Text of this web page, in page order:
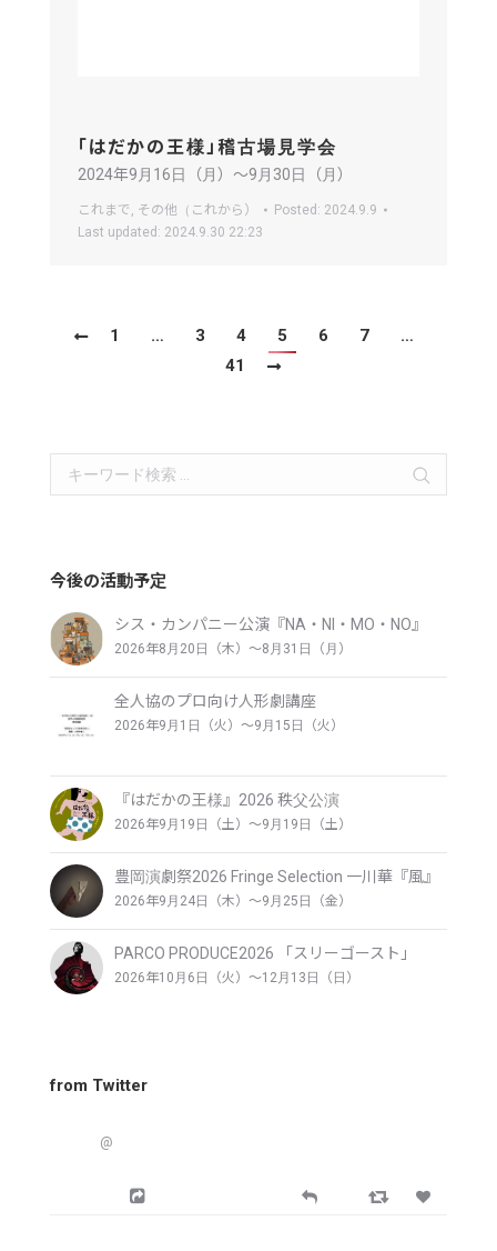
「はだかの王様」稽古場見学会
2024年9月16日（月）〜9月30日（月）
これまで, その他（これから） Posted: 2024.9.9
Last updated: 2024.9.30 22:23
1 … 3 4 5 6 7
…
41
Search:
今後の活動予定
シス・カンパニー公演『NA・NI・MO・NO』
2026年8月20日（木）〜8月31日（月）
全人協のプロ向け人形劇講座
2026年9月1日（火）〜9月15日（火）
『はだかの王様』2026 秩父公演
2026年9月19日（土）〜9月19日（土）
豊岡演劇祭2026 Fringe Selection 一川華『風』
2026年9月24日（木）〜9月25日（金）
PARCO PRODUCE2026 「スリーゴースト」
2026年10月6日（火）〜12月13日（日）
from Twitter
@